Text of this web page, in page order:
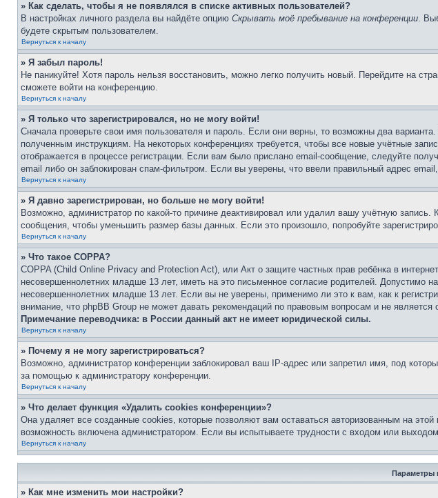
» Как сделать, чтобы я не появлялся в списке активных пользователей?
В настройках личного раздела вы найдёте опцию Скрывать моё пребывание на конференции.
будете скрытым пользователем.
Вернуться к началу
» Я забыл пароль!
Не паникуйте! Хотя пароль нельзя восстановить, можно легко получить новый. Перейдите на
сможете войти на конференцию.
Вернуться к началу
» Я только что зарегистрировался, но не могу войти!
Сначала проверьте свои имя пользователя и пароль. Если они верны, то возможны два
полученным инструкциям. На некоторых конференциях требуется, чтобы все новые учётные
отображается в процессе регистрации. Если вам было прислано email-сообщение, следуйте
email либо он заблокирован спам-фильтром. Если вы уверены, что ввели правильный адрес
Вернуться к началу
» Я давно зарегистрирован, но больше не могу войти!
Возможно, администратор по какой-то причине деактивировал или удалил вашу учётную
сообщения, чтобы уменьшить размер базы данных. Если это произошло, попробуйте
Вернуться к началу
» Что такое COPPA?
COPPA (Child Online Privacy and Protection Act), или Акт о защите частных прав ребёнка в
несовершеннолетних младше 13 лет, иметь на это письменное согласие родителей. Допустимо
несовершеннолетних младше 13 лет. Если вы не уверены, применимо ли это к вам, как к
внимание, что phpBB Group не может давать рекомендаций по правовым вопросам и не
Примечание переводчика: в России данный акт не имеет юридической силы.
Вернуться к началу
» Почему я не могу зарегистрироваться?
Возможно, администратор конференции заблокировал ваш IP-адрес или запретил имя, под
за помощью к администратору конференции.
Вернуться к началу
» Что делает функция «Удалить cookies конференции»?
Она удаляет все созданные cookies, которые позволяют вам оставаться авторизованным на
возможность включена администратором. Если вы испытываете трудности с входом или
Вернуться к началу
Параметры
» Как мне изменить мои настройки?